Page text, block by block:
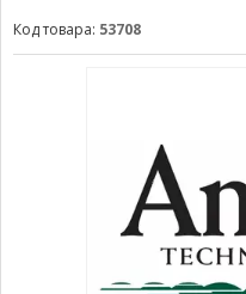
Код товара: 53708